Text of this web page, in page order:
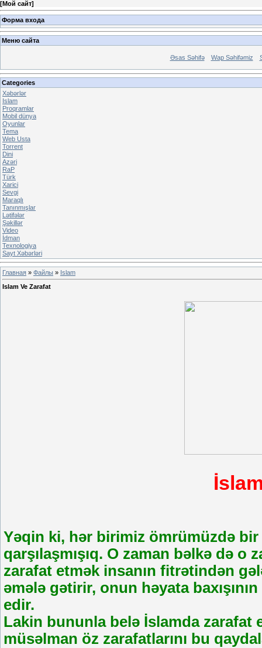
[Мой сайт]
Форма входа
Меню сайта
Əsas Səhifə Wap Səhifəmiz
Categories
Xəbərlər
Islam
Proqramlar
Mobil dünya
Oyunlar
Tema
Web Usta
Torrent
Dini
Azəri
RaP
Türk
Xarici
Sevgi
Maraqlı
Tanınmışlar
Lətifələr
Şəkillər
Video
İdman
Texnologiya
Sayt Xəbərləri
Главная » Файлы » Islam
Islam Ve Zarafat
Yəqin ki, hər birimiz ömrümüzdə
qarşılaşmışıq. O zaman bəlkə də
zarafat etmək insanın fitrətindən
əmələ gətirir, onun həyata
edir.
Lakin bununla belə İslamda
müsəlman öz zarafatlarını bu